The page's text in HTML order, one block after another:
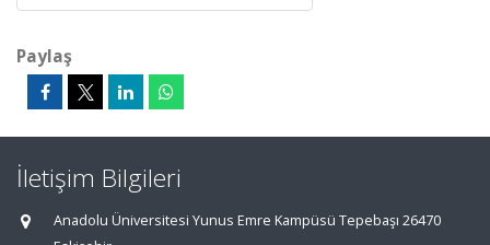
Paylaş
İletişim Bilgileri
Anadolu Üniversitesi Yunus Emre Kampüsü Tepebaşı 26470